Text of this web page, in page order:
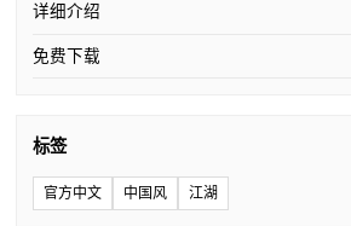
详细介绍
免费下载
标签
官方中文 中国风 江湖